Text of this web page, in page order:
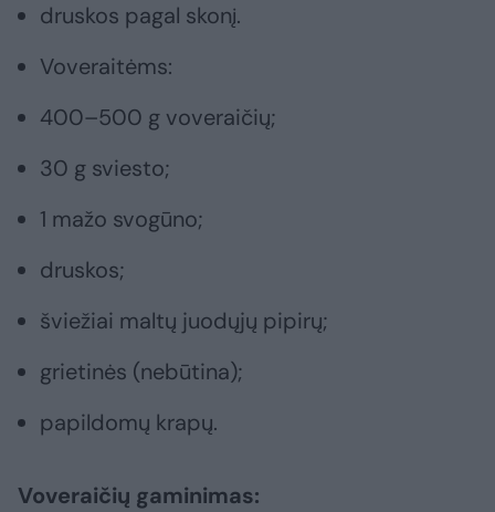
druskos pagal skonį.
Voveraitėms:
400–500 g voveraičių;
30 g sviesto;
1 mažo svogūno;
druskos;
šviežiai maltų juodųjų pipirų;
grietinės (nebūtina);
papildomų krapų.
Voveraičių gaminimas: